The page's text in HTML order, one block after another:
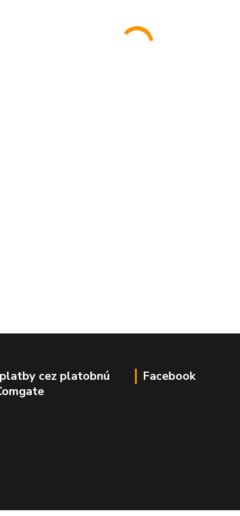
cez platobnú
Facebook